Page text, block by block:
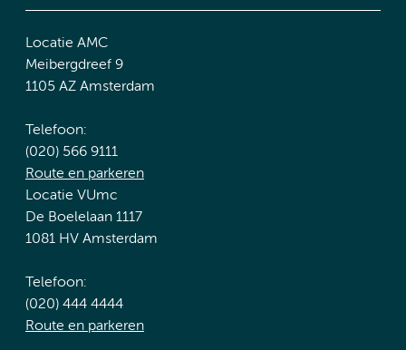
Locatie AMC
Meibergdreef 9
1105 AZ Amsterdam
Telefoon:
(020) 566 9111
Route en parkeren
Locatie VUmc
De Boelelaan 1117
1081 HV Amsterdam
Telefoon:
(020) 444 4444
Route en parkeren